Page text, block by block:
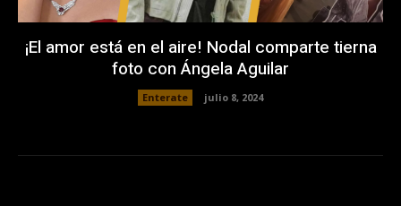
¡El amor está en el aire! Nodal comparte tierna
foto con Ángela Aguilar
Enterate julio 8, 2024